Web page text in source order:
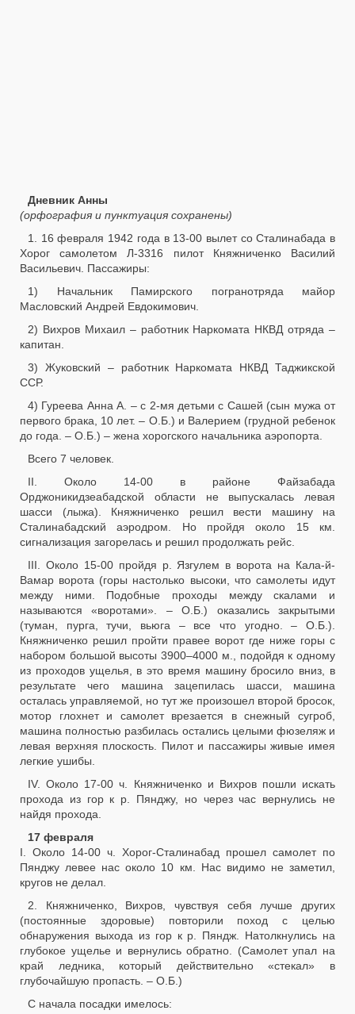
Дневник Анны
(орфография и пунктуация сохранены)
1. 16 февраля 1942 года в 13-00 вылет со Сталинабада в
Хорог самолетом Л-3316 пилот Княжниченко Василий
Васильевич. Пассажиры:
1) Начальник Памирского погранотряда майор
Масловский Андрей Евдокимович.
2) Вихров Михаил – работник Наркомата НКВД отряда –
капитан.
3) Жуковский – работник Наркомата НКВД Таджикской
ССР.
4) Гуреева Анна А. – с 2-мя детьми с Сашей (сын мужа от
первого брака, 10 лет. – О.Б.) и Валерием (грудной ребенок
до года. – О.Б.) – жена хорогского начальника аэропорта.
Всего 7 человек.
II. Около 14-00 в районе Файзабада
Орджоникидзеабадской области не выпускалась левая
шасси (лыжа). Княжниченко решил вести машину на
Сталинабадский аэродром. Но пройдя около 15 км.
сигнализация загорелась и решил продолжать рейс.
III. Около 15-00 пройдя р. Язгулем в ворота на Кала-й-
Вамар ворота (горы настолько высоки, что самолеты идут
между ними. Подобные проходы между скалами и
называются «воротами». – О.Б.) оказались закрытыми
(туман, пурга, тучи, вьюга – все что угодно. – О.Б.).
Княжниченко решил пройти правее ворот где ниже горы с
набором большой высоты 3900–4000 м., подойдя к одному
из проходов ущелья, в это время машину бросило вниз, в
результате чего машина зацепилась шасси, машина
осталась управляемой, но тут же произошел второй бросок,
мотор глохнет и самолет врезается в снежный сугроб,
машина полностью разбилась остались целыми фюзеляж и
левая верхняя плоскость. Пилот и пассажиры живые имея
легкие ушибы.
IV. Около 17-00 ч. Княжниченко и Вихров пошли искать
прохода из гор к р. Пянджу, но через час вернулись не
найдя прохода.
17 февраля
I. Около 14-00 ч. Хорог-Сталинабад прошел самолет по
Пянджу левее нас около 10 км. Нас видимо не заметил,
кругов не делал.
2. Княжниченко, Вихров, чувствуя себя лучше других
(постоянные здоровые) повторили поход с целью
обнаружения выхода из гор к р. Пяндж. Натолкнулись на
глубокое ущелье и вернулись обратно. (Самолет упал на
край ледника, который действительно «стекал» в
глубочайшую пропасть. – О.Б.)
С начала посадки имелось: